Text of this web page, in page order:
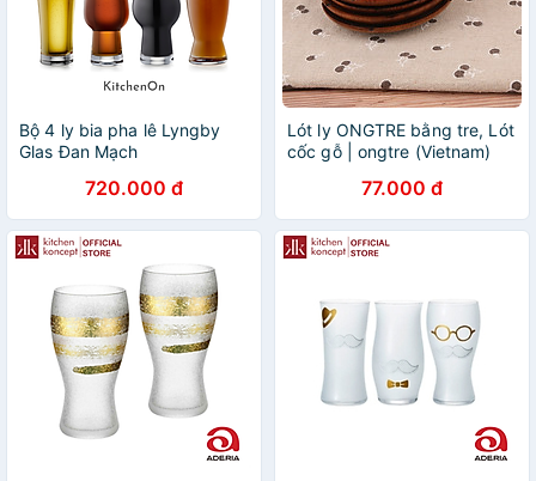
Bộ 4 ly bia pha lê Lyngby
Glas Đan Mạch
720.000 đ
Lót ly ONGTRE bằng tre, Lót
cốc gỗ | ongtre (Vietnam)
77.000 đ